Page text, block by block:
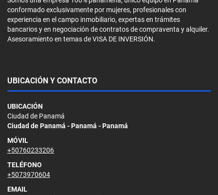
conformado exclusivamente por mujeres, profesionales con
experiencia en el campo inmobiliario, expertas en trámites
bancarios y en negociación de contratos de compraventa y alquiler.
Asesoramiento en temas de VISA DE INVERSIÓN.
UBICACIÓN Y CONTACTO
UBICACIÓN
Ciudad de Panamá
Ciudad de Panamá - Panamá - Panamá
MÓVIL
+50760233206
TELÉFONO
+5073970604
EMAIL